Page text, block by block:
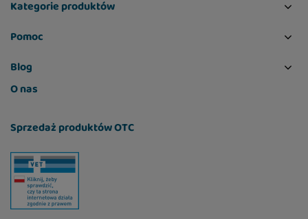
Kategorie produktów
Pomoc
Blog
O nas
Sprzedaż produktów OTC